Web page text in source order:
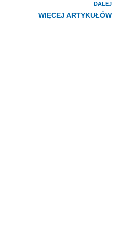
DALEJ
WIĘCEJ ARTYKUŁÓW